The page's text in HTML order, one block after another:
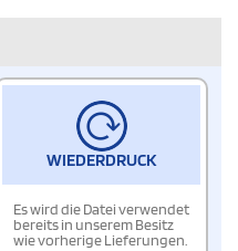
WIEDERDRUCK
Es wird die Datei verwendet
bereits in unserem Besitz
wie vorherige Lieferungen.